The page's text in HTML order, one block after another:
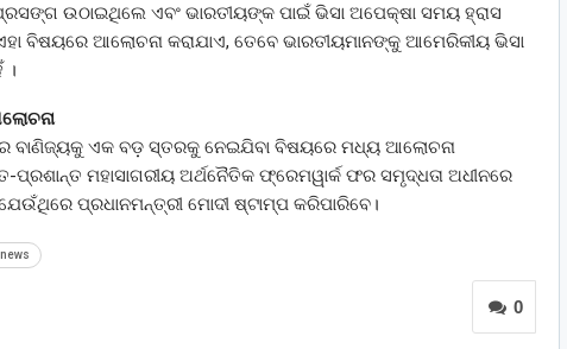
ଉଠାଇଥିଲେ ଏବଂ ଭାରତୀୟଙ୍କ ପାଇଁ ଭିସା ଅପେକ୍ଷା ସମୟ ହ୍ରାସ
ବିଷୟରେ ଆଲୋଚନା କରାଯାଏ, ତେବେ ଭାରତୀୟମାନଙ୍କୁ ଆମେରିକୀୟ ଭିସା
।
ବାଣିଜ୍ୟକୁ ଏକ ବଡ଼ ସ୍ତରକୁ ନେଇଯିବା ବିଷୟରେ ମଧ୍ୟ ଆଲୋଚନା
ପ୍ରଶାନ୍ତ ମହାସାଗରୀୟ ଅର୍ଥନୈତିକ ଫ୍ରେମୱାର୍କ ଫର ସମୃଦ୍ଧତା ଅଧୀନରେ
ପ୍ରଧାନମନ୍ତ୍ରୀ ମୋଦୀ ଷ୍ଟାମ୍ପ କରିପାରିବେ।
0